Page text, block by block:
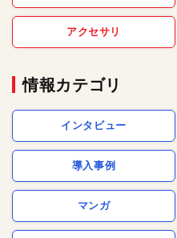
アクセサリ
情報カテゴリ
インタビュー
導入事例
マンガ